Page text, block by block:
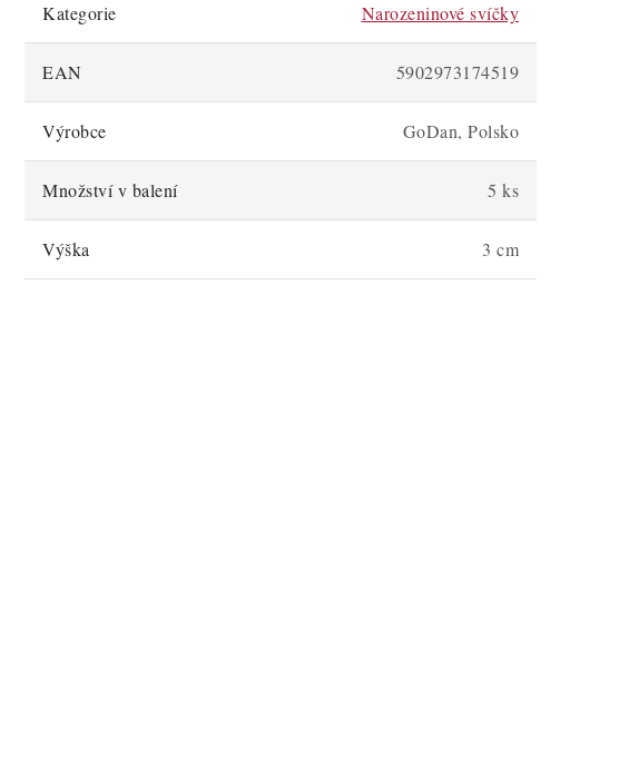
Kategorie Narozeninové svíčky
EAN 5902973174519
Výrobce GoDan, Polsko
Množství v balení 5 ks
Výška 3 cm